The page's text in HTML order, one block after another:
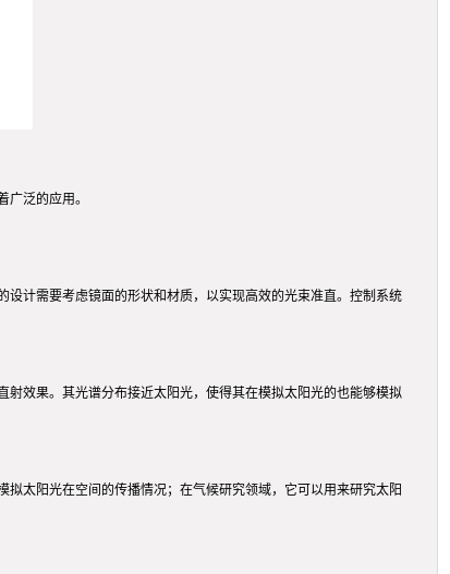
泛的应用。
计需要考虑镜面的形状和材质，以实现高效的光束准直。控制系统
效果。其光谱分布接近太阳光，使得其在模拟太阳光的也能够模拟
太阳光在空间的传播情况；在气候研究领域，它可以用来研究太阳